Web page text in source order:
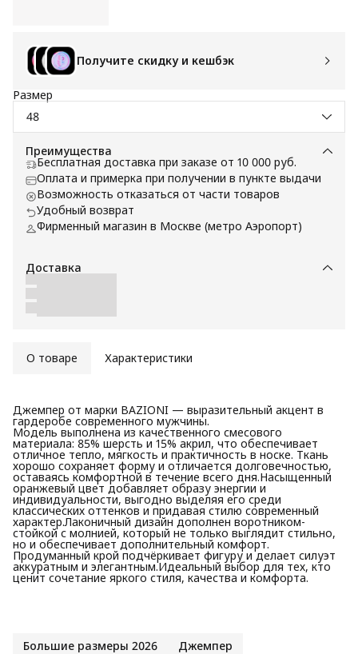
Получите скидку и кешбэк
Размер
48
Преимущества
Бесплатная доставка при заказе от 10 000 руб.
Оплата и примерка при получении в пункте выдачи
Возможность отказаться от части товаров
Удобный возврат
Фирменный магазин в Москве (метро Аэропорт)
Доставка
О товаре Характеристики
Джемпер от марки BAZIONI — выразительный акцент в
гардеробе современного мужчины.
Модель выполнена из качественного смесового
материала: 85% шерсть и 15% акрил, что обеспечивает
отличное тепло, мягкость и практичность в носке. Ткань
хорошо сохраняет форму и отличается долговечностью,
оставаясь комфортной в течение всего дня.Насыщенный
оранжевый цвет добавляет образу энергии и
индивидуальности, выгодно выделяя его среди
классических оттенков и придавая стилю современный
характер.Лаконичный дизайн дополнен воротником-
стойкой с молнией, который не только выглядит стильно,
но и обеспечивает дополнительный комфорт.
Продуманный крой подчёркивает фигуру и делает силуэт
аккуратным и элегантным.Идеальный выбор для тех, кто
ценит сочетание яркого стиля, качества и комфорта.
Большие размеры 2026 Джемпер